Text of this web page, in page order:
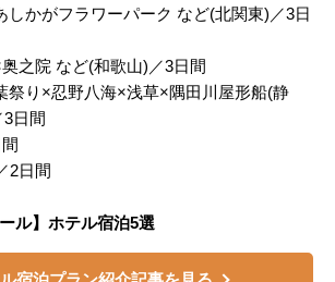
しかがフラワーパーク など(北関東)／3日
之院 など(和歌山)／3日間
祭り×忍野八海×浅草×隅田川屋形船(静
日間
2日間
ル】ホテル宿泊5選